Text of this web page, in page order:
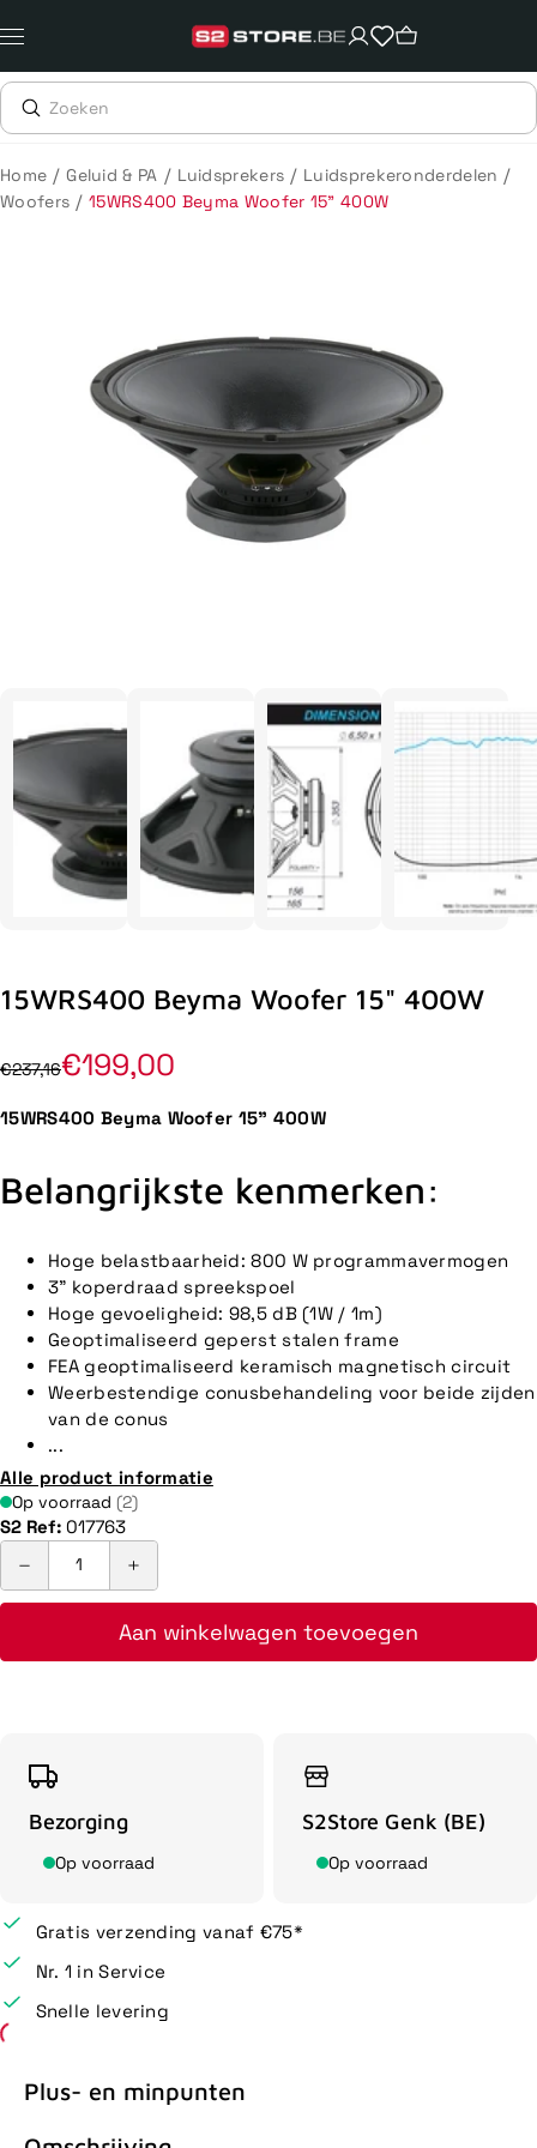
naar
content
Home / Geluid & PA / Luidsprekers / Luidsprekeronderdelen /
Woofers / 15WRS400 Beyma Woofer 15" 400W
15WRS400 Beyma Woofer 15" 400W
€237,16€199,00
15WRS400 Beyma Woofer 15" 400W
Belangrijkste kenmerken:
Hoge belastbaarheid: 800 W programmavermogen
3” koperdraad spreekspoel
Hoge gevoeligheid: 98,5 dB (1W / 1m)
Geoptimaliseerd geperst stalen frame
FEA geoptimaliseerd keramisch magnetisch circuit
Weerbestendige conusbehandeling voor beide zijden
van de conus
...
Alle product informatie
Op voorraad (2)
S2 Ref: 017763
Aan winkelwagen toevoegen
Bezorging
Op voorraad
S2Store Genk (BE)
Op voorraad
Gratis verzending vanaf €75*
Nr. 1 in Service
Snelle levering
Plus- en minpunten